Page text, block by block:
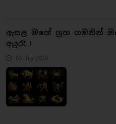
ඇසළ මහේ ග්‍රහ ගමනින්
අයුරැ !
05 July 2026